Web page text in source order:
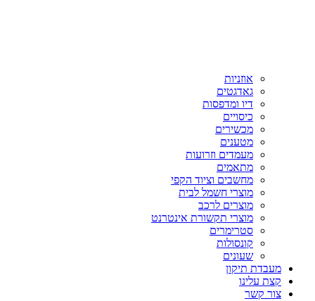
אוזניות
גאדגטים
דיו ומדפסות
כיסויים
מכשירים
מטענים
מעמדים וזרועות
מתאמים
מחשבים וציוד הקפי
מוצרי חשמל לבית
מוצרים לרכב
מוצרי תקשורת אינטרנט
סטרימרים
קונסולות
שעונים
מעבדת תיקון
קצת עלינו
צור קשר